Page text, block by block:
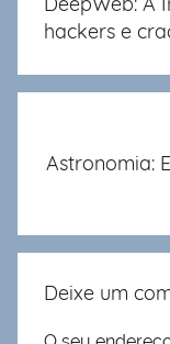
Post
hackers e
Astronomia:
Deixe um